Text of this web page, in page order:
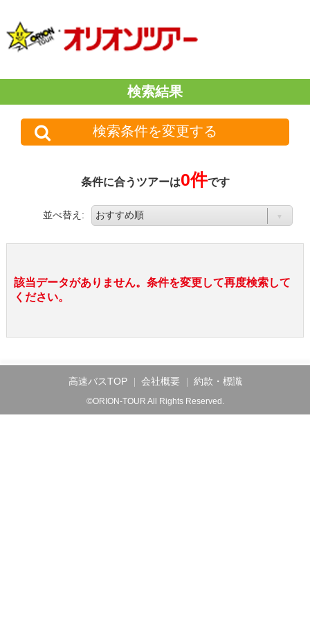
検索結果
検索条件を変更する
条件に合うツアーは0件です
並べ替え:
該当データがありません。条件を変更して再度検索して
ください。
高速バスTOP 会社概要 約款・標識
©ORION-TOUR All Rights Reserved.